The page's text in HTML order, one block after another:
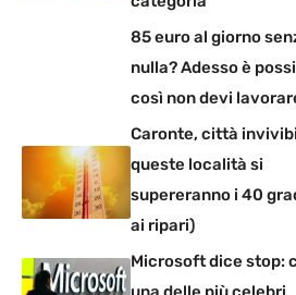
85 euro al giorno
nulla? Adesso è
così non devi
Caronte, città
queste località si
supereranno i 40
ai ripari)
Microsoft dice stop: